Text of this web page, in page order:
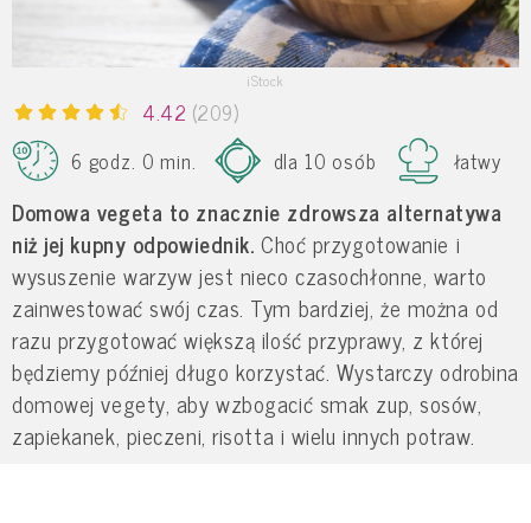
iStock
4.42 (209)
6 godz. 0 min.
dla 10 osób łatwy
Domowa vegeta to znacznie zdrowsza alternatywa
niż jej kupny odpowiednik. Choć przygotowanie i
wysuszenie warzyw jest nieco czasochłonne, warto
zainwestować swój czas. Tym bardziej, że można od
razu przygotować większą ilość przyprawy, z której
będziemy później długo korzystać. Wystarczy odrobina
domowej vegety, aby wzbogacić smak zup, sosów,
zapiekanek, pieczeni, risotta i wielu innych potraw.